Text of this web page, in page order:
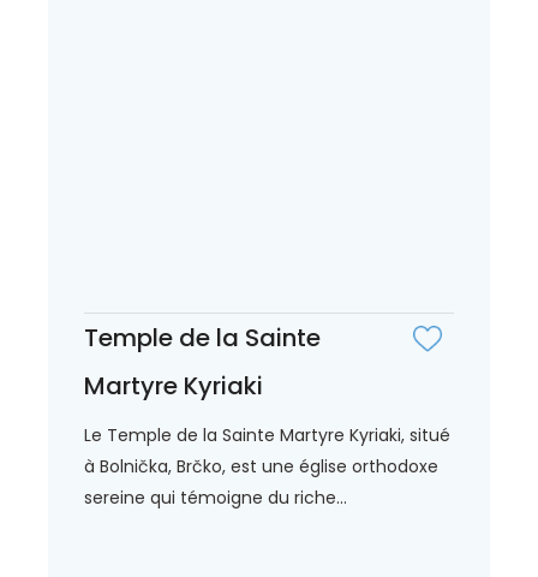
Temple de la Sainte
Martyre Kyriaki
Le Temple de la Sainte Martyre Kyriaki, situé
à Bolnička, Brčko, est une église orthodoxe
sereine qui témoigne du riche...